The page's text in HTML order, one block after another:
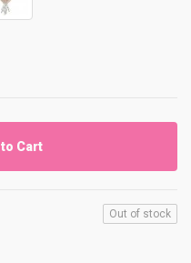
Cart
Out of stock